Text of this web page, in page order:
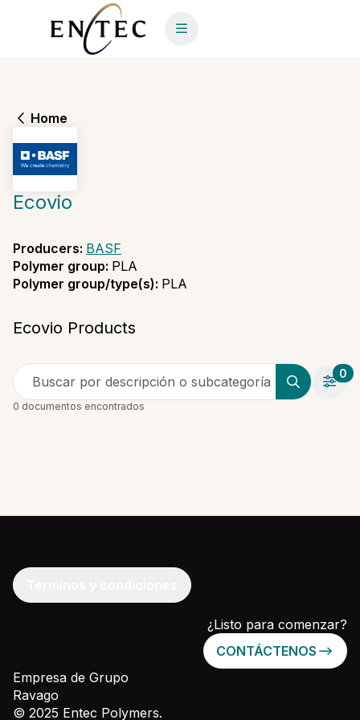
Home
Ecovio
Producers: BASF
Polymer group: PLA
Polymer group/type(s): PLA
Ecovio Products
Buscar por descripción o subcategoría
0
0 documentos encontrados
¿Listo para comenzar?
CONTÁCTENOS
Empresa de Grupo
Ravago
© 2025 Entec Polymers.